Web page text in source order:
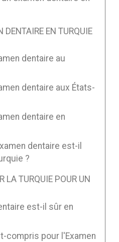
DENTAIRE EN TURQUIE
dentaire au
dentaire aux États-
dentaire en
dentaire est-il
?
LA TURQUIE POUR UN
est-il sûr en
compris pour l'Examen